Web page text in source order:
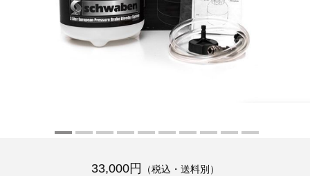
バイク用診断テスター（7）
アメリカ車（15）
ブレーキキャリパーリペアキット（368）
33,000円 （税込・送料別）